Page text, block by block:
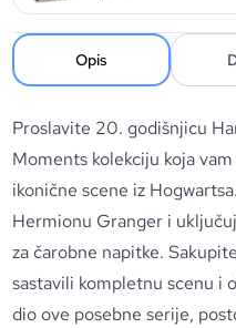
Opis
Proslavite 20. godišnjicu
Moments kolekciju koja
ikonične scene iz
Hermionu Granger i
za čarobne napitke.
sastavili kompletnu scenu i
dio ove posebne serije,